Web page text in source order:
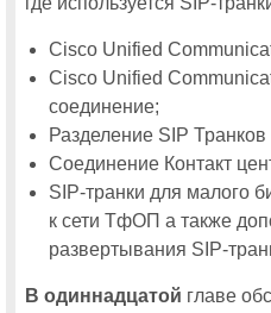
Cisco Unified
Cisco Unified
соединение;
Разделение SIP
Соединение Контакт
SIP-транки для малого
к сети ТфОП а также
развертывания SIP-
В одиннадцатой главе